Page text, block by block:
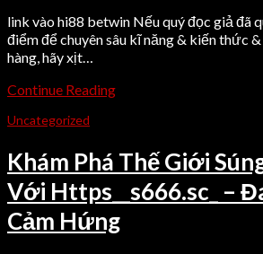
link vào hi88 betwin Nếu quý đọc giả đã
điểm để chuyên sâu kĩ năng & kiến thức
hàng, hãy xịt…
Continue Reading
Uncategorized
Khám Phá Thế Giới
Với Https__s666.sc_ –
Cảm Hứng